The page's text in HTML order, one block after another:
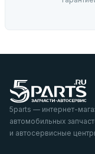
5parts — интернет-
автомобильных
и автосервисные